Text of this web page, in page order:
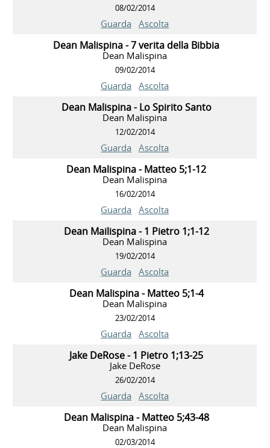
08/02/2014
Guarda Ascolta
Dean Malispina - 7 verita della Bibbia
Dean Malispina
09/02/2014
Guarda Ascolta
Dean Malispina - Lo Spirito Santo
Dean Malispina
12/02/2014
Guarda Ascolta
Dean Malispina - Matteo 5;1-12
Dean Malispina
16/02/2014
Guarda Ascolta
Dean Mailispina - 1 Pietro 1;1-12
Dean Malispina
19/02/2014
Guarda Ascolta
Dean Malispina - Matteo 5;1-4
Dean Malispina
23/02/2014
Guarda Ascolta
Jake DeRose - 1 Pietro 1;13-25
Jake DeRose
26/02/2014
Guarda Ascolta
Dean Malispina - Matteo 5;43-48
Dean Malispina
02/03/2014